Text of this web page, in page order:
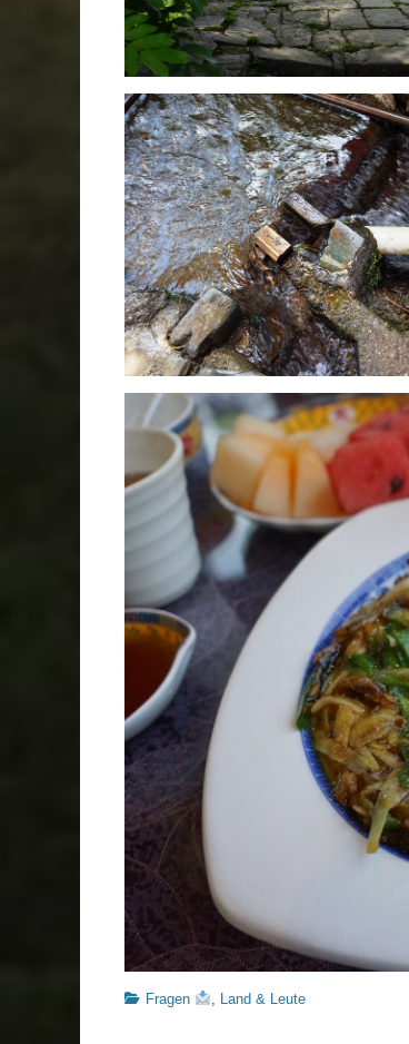
Kategorien
Fragen , Land & Leute